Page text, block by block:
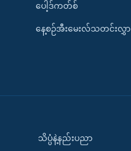
ပေါ့ဒ်ကတ်စ်
နေ့စဉ်အီးမေးလ်သတင်းလွှာ
သိပ္ပံနဲ့နည်းပညာ